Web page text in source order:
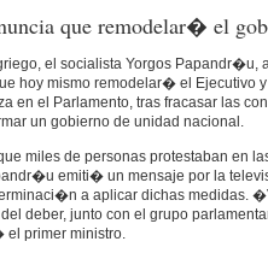
que remodelar� el
el socialista Yorgos
hoy mismo remodelar� el
en el Parlamento, tras fracasar las
un gobierno de unidad nacional.
miles de personas protestaban en
emiti� un mensaje por la
a aplicar dichas medidas.
deber, junto con el grupo
primer ministro.